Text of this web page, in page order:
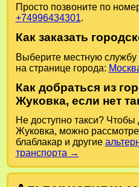
Просто позвоните по
+74996434301.
Как заказать
Выберите местную службу
на странице города:
Как добраться из
Жуковка, если нет
Не доступно такси? Чтобы
Жуковка, можно
блаблакар и другие
транспорта →